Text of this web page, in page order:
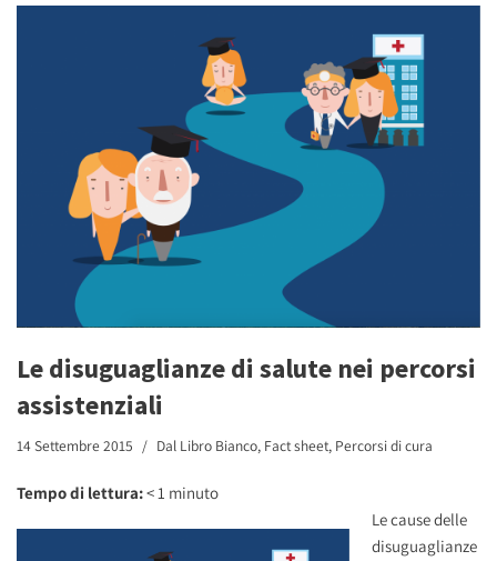
Le disuguaglianze di salute nei percorsi
assistenziali
14 Settembre 2015 Dal Libro Bianco, Fact sheet, Percorsi di cura
Tempo di lettura:< 1 minuto
Le cause delle
disuguaglianze